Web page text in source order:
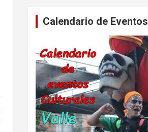
Calendario de Eventos